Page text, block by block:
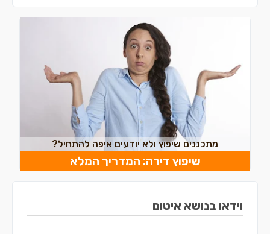
מתכננים שיפוץ ולא יודעים איפה להתחיל?
שיפוץ דירה: המדריך המלא
וידאו בנושא איטום